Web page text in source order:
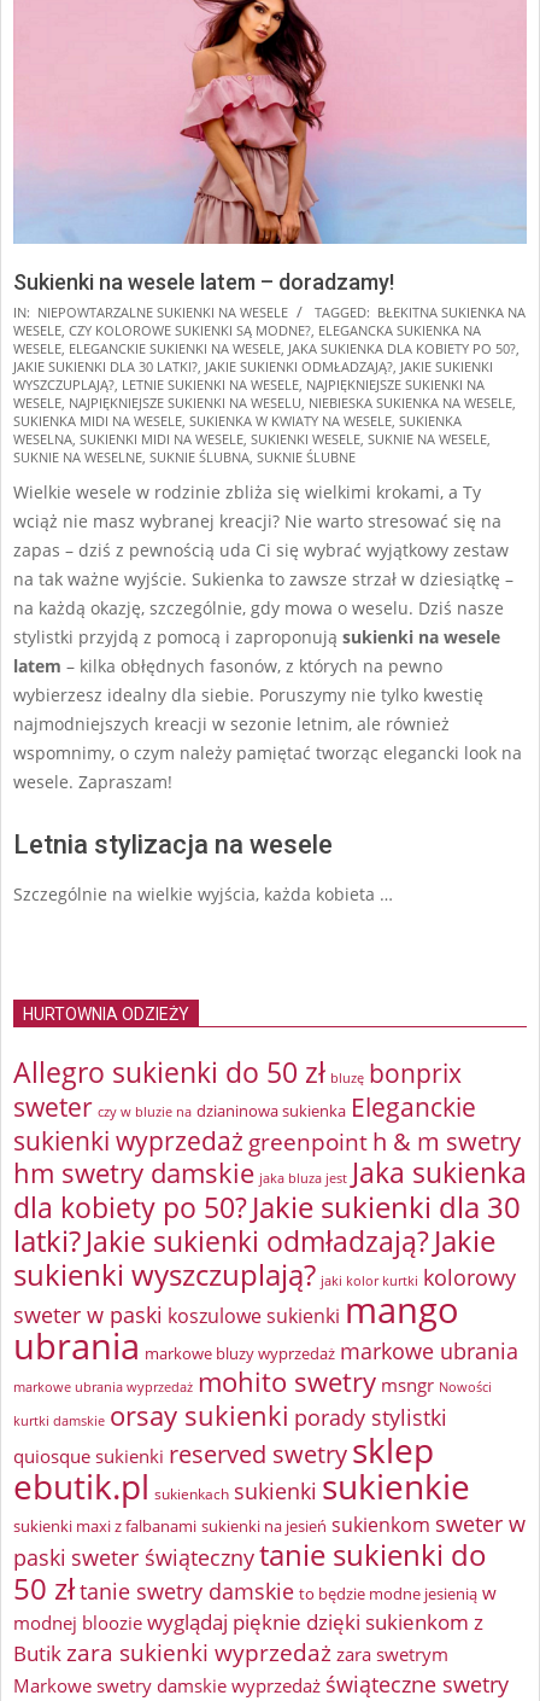
Sukienki na wesele latem – doradzamy!
2025-
02-
13
IN: NIEPOWTARZALNE SUKIENKI NA WESELE TAGGED: BŁEKITNA SUKIENKA NA
WESELE, CZY KOLOROWE SUKIENKI SĄ MODNE?, ELEGANCKA SUKIENKA NA
WESELE, ELEGANCKIE SUKIENKI NA WESELE, JAKA SUKIENKA DLA KOBIETY PO 50?,
JAKIE SUKIENKI DLA 30 LATKI?, JAKIE SUKIENKI ODMŁADZAJĄ?, JAKIE SUKIENKI
WYSZCZUPLAJĄ?, LETNIE SUKIENKI NA WESELE, NAJPIĘKNIEJSZE SUKIENKI NA
WESELE, NAJPIĘKNIEJSZE SUKIENKI NA WESELU, NIEBIESKA SUKIENKA NA WESELE,
SUKIENKA MIDI NA WESELE, SUKIENKA W KWIATY NA WESELE, SUKIENKA
WESELNA, SUKIENKI MIDI NA WESELE, SUKIENKI WESELE, SUKNIE NA WESELE,
SUKNIE NA WESELNE, SUKNIE ŚLUBNA, SUKNIE ŚLUBNE
Wielkie wesele w rodzinie zbliża się wielkimi krokami, a Ty
wciąż nie masz wybranej kreacji? Nie warto stresować się na
zapas – dziś z pewnością uda Ci się wybrać wyjątkowy zestaw
na tak ważne wyjście. Sukienka to zawsze strzał w dziesiątkę –
na każdą okazję, szczególnie, gdy mowa o weselu. Dziś nasze
stylistki przyjdą z pomocą i zaproponują sukienki na wesele
latem – kilka obłędnych fasonów, z których na pewno
wybierzesz idealny dla siebie. Poruszymy nie tylko kwestię
najmodniejszych kreacji w sezonie letnim, ale również
wspomnimy, o czym należy pamiętać tworząc elegancki look na
wesele. Zapraszam!
Letnia stylizacja na wesele
Szczególnie na wielkie wyjścia, każda kobieta …
HURTOWNIA ODZIEŻY
Allegro sukienki do 50 zł bluzę bonprix
sweter czy w bluzie na dzianinowa sukienka Eleganckie
sukienki wyprzedaż greenpointh & m swetry
hm swetry damskie jaka bluza jest Jaka sukienka
dla kobiety po 50?Jakie sukienki dla 30
latki?Jakie sukienki odmładzają?Jakie
sukienki wyszczuplają? jaki kolor kurtki kolorowy
sweter w paski koszulowe sukienki mango
ubrania markowe bluzy wyprzedaż markowe ubrania
markowe ubrania wyprzedaż mohito swetry msngr Nowości
kurtki damskie orsay sukienki porady stylistki
quiosque sukienki reserved swetrysklep
ebutik.pl sukienkach sukienki sukienkie
sukienki maxi z falbanami sukienki na jesień sukienkom sweter w
paski sweter świątecznytanie sukienki do
50 złtanie swetry damskie to będzie modne jesienią w
modnej bloozie wyglądaj pięknie dzięki sukienkom z
Butikzara sukienki wyprzedażzara swetrym
Markowe swetry damskie wyprzedaż świąteczne swetry